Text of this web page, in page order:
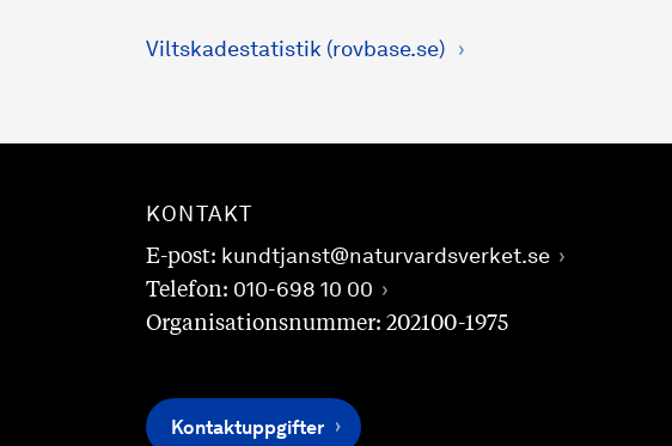
Viltskadestatistik (rovbase.se)
KONTAKT
E-post: kundtjanst@naturvardsverket.se
Telefon: 010-698 10 00
Organisationsnummer: 202100-1975
Kontaktuppgifter